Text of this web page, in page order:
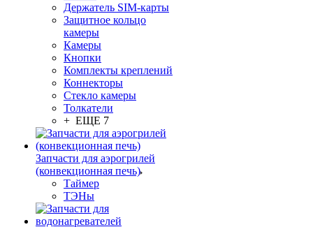
Держатель SIM-карты
Защитное кольцо
камеры
Камеры
Кнопки
Комплекты креплений
Коннекторы
Стекло камеры
Толкатели
+ ЕЩЕ 7
Запчасти для аэрогрилей
(конвекционная печь)
Таймер
ТЭНы